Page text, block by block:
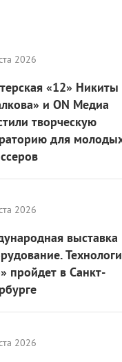
2026
«12» Никиты
и ON Медиа
творческую
для
2026
выставка
пройдет в Санкт-
2026